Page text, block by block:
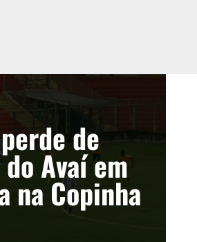
de
Avaí em
na Copinha